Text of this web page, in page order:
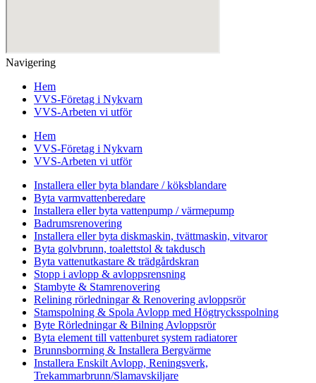
Navigering
Hem
VVS-Företag i Nykvarn
VVS-Arbeten vi utför
Hem
VVS-Företag i Nykvarn
VVS-Arbeten vi utför
Installera eller byta blandare / köksblandare
Byta varmvattenberedare
Installera eller byta vattenpump / värmepump
Badrumsrenovering
Installera eller byta diskmaskin, tvättmaskin, vitvaror
Byta golvbrunn, toalettstol & takdusch
Byta vattenutkastare & trädgårdskran
Stopp i avlopp & avloppsrensning
Stambyte & Stamrenovering
Relining rörledningar & Renovering avloppsrör
Stamspolning & Spola Avlopp med Högtrycksspolning
Byte Rörledningar & Bilning Avloppsrör
Byta element till vattenburet system radiatorer
Brunnsborrning & Installera Bergvärme
Installera Enskilt Avlopp, Reningsverk,
Trekammarbrunn/Slamavskiljare